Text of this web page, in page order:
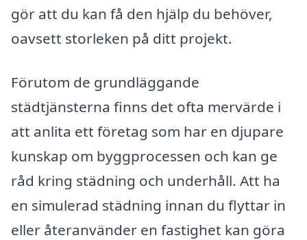
gör att du kan få den hjälp du behöver,
oavsett storleken på ditt projekt.
Förutom de grundläggande
städtjänsterna finns det ofta mervärde i
att anlita ett företag som har en djupare
kunskap om byggprocessen och kan ge
råd kring städning och underhåll. Att ha
en simulerad städning innan du flyttar in
eller återanvänder en fastighet kan göra